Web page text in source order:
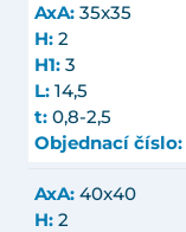
AxA: 35x35
H: 2
H1: 3
L: 14,5
t: 0,8-2,5
Objednací číslo:
AxA: 40x40
H: 2